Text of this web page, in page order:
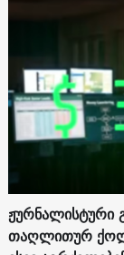
ჟურნალისტური
თაღლითურ